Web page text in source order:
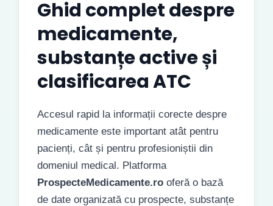
Ghid complet despre
medicamente,
substanțe active și
clasificarea ATC
Accesul rapid la informații corecte despre
medicamente este important atât pentru
pacienți, cât și pentru profesioniștii din
domeniul medical. Platforma
ProspecteMedicamente.ro oferă o bază
de date organizată cu prospecte, substanțe